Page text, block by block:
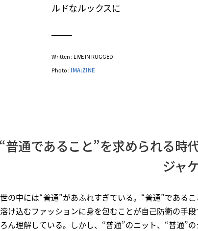
ルドなルックスに
Written : LIVE IN RUGGED
Photo :IMA:ZINE
“普通であること”を求められる時
ジャ
世の中には“普通”があふれすぎている。“普通”である
溶け込むファッションに身を包むことが自己防衛の手
ろん理解している。しかし、“普通”のニット、“普通”